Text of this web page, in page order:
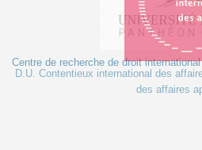
Centre de recherche de droit
D.U. Contentieux international des
des affaires